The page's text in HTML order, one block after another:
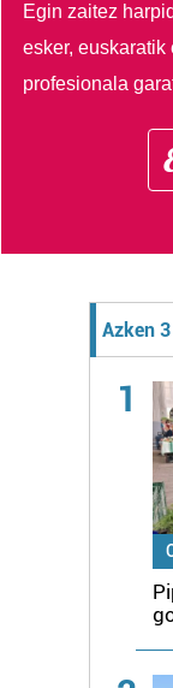
Egin zaitez
esker,
profesionala
Azken
1